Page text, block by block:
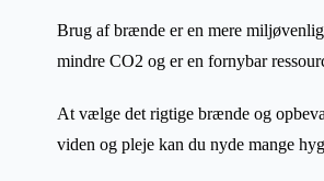
Brug af brænde er en mere
mindre CO2 og er en fornybar
At vælge det rigtige brænde og
viden og pleje kan du nyde mange